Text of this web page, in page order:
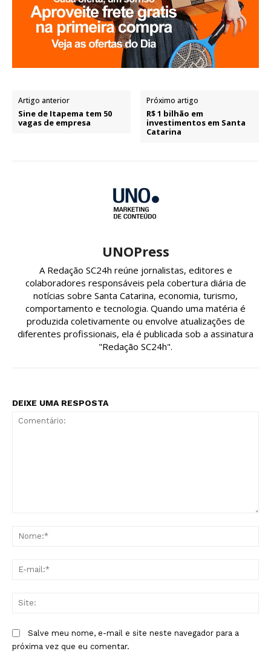
Artigo anterior
Sine de Itapema tem 50
vagas de empresa
Próximo artigo
R$ 1 bilhão em
investimentos em Santa
Catarina
UNOPress
A Redação SC24h reúne jornalistas, editores e
colaboradores responsáveis pela cobertura diária de
notícias sobre Santa Catarina, economia, turismo,
comportamento e tecnologia. Quando uma matéria é
produzida coletivamente ou envolve atualizações de
diferentes profissionais, ela é publicada sob a assinatura
"Redação SC24h".
DEIXE UMA RESPOSTA
Salve meu nome, e-mail e site neste navegador para a
próxima vez que eu comentar.